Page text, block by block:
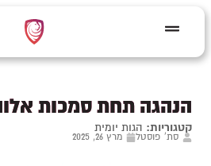
הנהגה תחת סמכות
קטגוריות: הגות יומית
סת' פוסטל מרץ 26, 2025